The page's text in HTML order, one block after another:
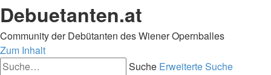
Debuetanten.at
Community der Debütanten des Wiener Opernballes
Zum Inhalt
Suche Erweiterte Suche